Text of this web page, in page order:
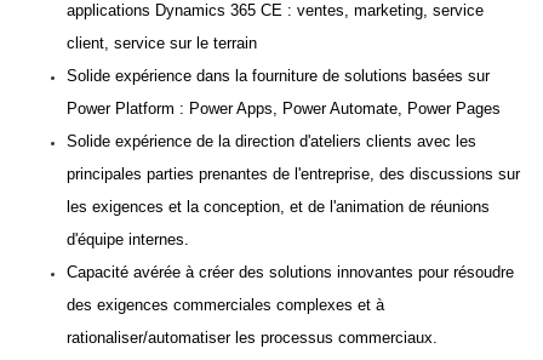
applications Dynamics 365 CE : ventes, marketing, service
client, service sur le terrain
Solide expérience dans la fourniture de solutions basées sur
Power Platform : Power Apps, Power Automate, Power Pages
Solide expérience de la direction d'ateliers clients avec les
principales parties prenantes de l'entreprise, des discussions sur
les exigences et la conception, et de l'animation de réunions
d'équipe internes.
Capacité avérée à créer des solutions innovantes pour résoudre
des exigences commerciales complexes et à
rationaliser/automatiser les processus commerciaux.